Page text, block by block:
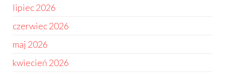
lipiec 2026
czerwiec 2026
maj 2026
kwiecień 2026